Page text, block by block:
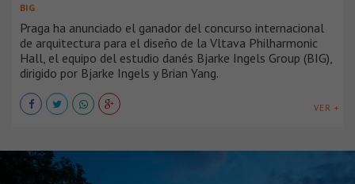
BIG
Praga ha anunciado el ganador del concurso internacional
de arquitectura para el diseño de la Vltava Philharmonic
Hall, el equipo del estudio danés Bjarke Ingels Group (BIG),
dirigido por Bjarke Ingels y Brian Yang.
VER +